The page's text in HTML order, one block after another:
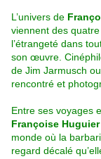
L’univers de
viennent des
l’étrangeté dans
son œuvre.
de Jim Jarmusch
rencontré et
Entre ses voyages
Françoise Huguier
monde où la
regard décalé